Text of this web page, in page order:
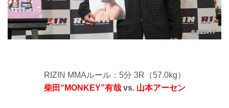
RIZIN MMAルール：5分 3R（57.0kg）
柴田“MONKEY”有哉vs. 山本アーセン